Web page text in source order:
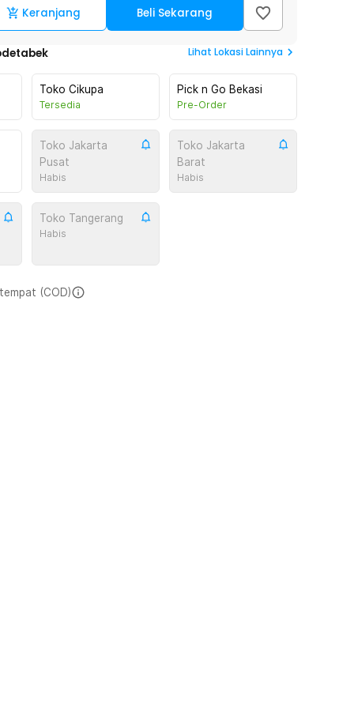
Keranjang Beli Sekarang
Lihat Lokasi Lainnya
Toko Cikupa
Tersedia
Pick n Go Bekasi
Pre-Order
Toko Jakarta
Pusat
Habis
Toko Jakarta
Barat
Habis
Toko Tangerang
Habis
(COD)